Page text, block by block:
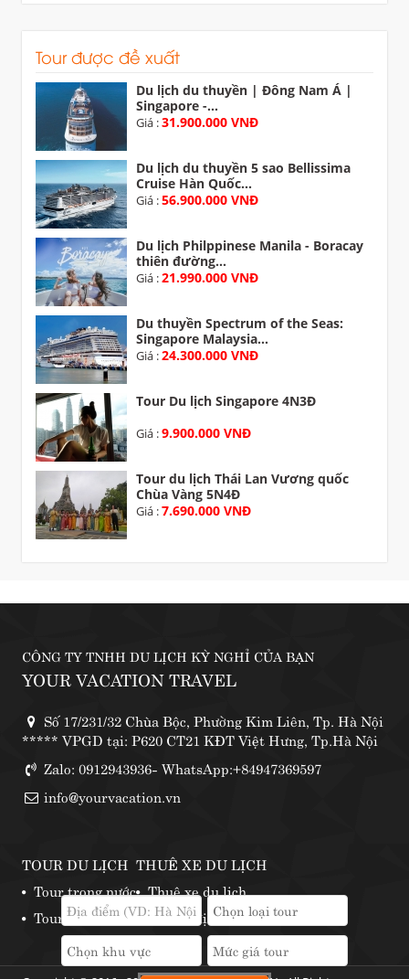
Tour được đề xuất
Du lịch du thuyền | Đông Nam Á |
Singapore -...
Giá :31.900.000 VNĐ
Du lịch du thuyền 5 sao Bellissima
Cruise Hàn Quốc...
Giá :56.900.000 VNĐ
Du lịch Philppinese Manila - Boracay
thiên đường...
Giá :21.990.000 VNĐ
Du thuyền Spectrum of the Seas:
Singapore Malaysia...
Giá :24.300.000 VNĐ
Tour Du lịch Singapore 4N3Đ
Giá :9.900.000 VNĐ
Tour du lịch Thái Lan Vương quốc
Chùa Vàng 5N4Đ
Giá :7.690.000 VNĐ
CÔNG TY TNHH DU LỊCH KỲ NGHỈ CỦA BẠN
YOUR VACATION TRAVEL
Số 17/231/32 Chùa Bộc, Phường Kim Liên, Tp. Hà Nội
***** VPGD tại: P620 CT21 KĐT Việt Hưng, Tp.Hà Nội
Zalo: 0912943936- WhatsApp:+84947369597
info@yourvacation.vn
TOUR DU LỊCH
Tour trong nước
Tour nước ngoài
THUÊ XE DU LỊCH
Thuê xe du lịch
Những địa điểm thuê xe phượt